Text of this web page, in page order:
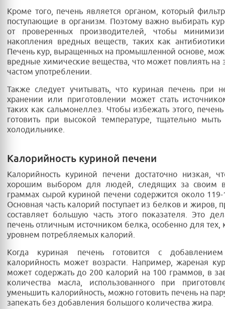
Кроме того, печень является органом, который
поступающие в организм. Поэтому важно выбирать
от проверенных производителей, чтобы
накопления вредных веществ, таких как
Печень кур, выращенных на промышленной основе,
вредные химические вещества, что может повлиять на
частом употреблении.
Также следует учитывать, что куриная печень при
хранении или приготовлении может стать
таких как сальмонеллез. Чтобы избежать этого,
готовить при высокой температуре, тщательно
холодильнике.
Калорийность куриной печени
Калорийность куриной печени достаточно низкая,
хорошим выбором для людей, следящих за своим
граммах сырой куриной печени содержится около
Основная часть калорий поступает из белков и жиров,
составляет большую часть этого показателя. Это
печень отличным источником белка, особенно для тех,
уровнем потребляемых калорий.
Когда куриная печень готовится с
калорийность может возрасти. Например, жареная
может содержать до 200 калорий на 100 граммов, в
количества масла, использованного при
уменьшить калорийность, можно готовить печень на
запекать без добавления большого количества жира.